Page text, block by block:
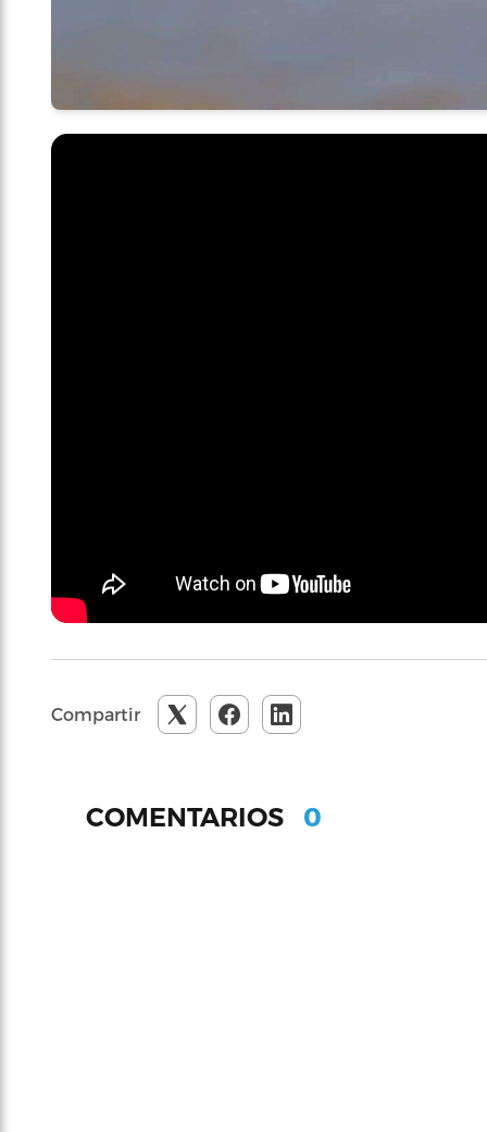
Compartir
COMENTARIOS 0